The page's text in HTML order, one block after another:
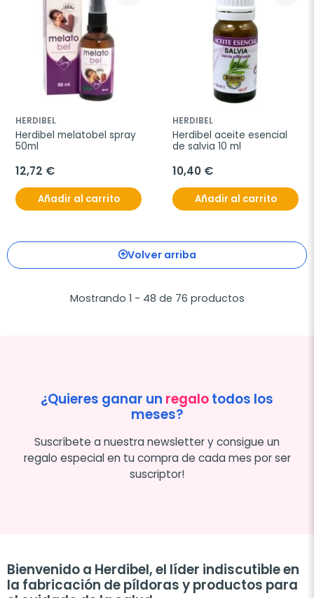
HERDIBEL
Herdibel melatobel spray
50ml
12,72 €
Añadir al carrito
HERDIBEL
Herdibel aceite esencial
de salvia 10 ml
10,40 €
Añadir al carrito
Volver arriba
Mostrando 1 - 48 de 76 productos
¿Quieres ganar un regalotodos los
meses?
Suscríbete a nuestra newsletter y consigue un
regalo especial en tu compra de cada mes por ser
suscriptor!
Bienvenido a Herdibel, el líder indiscutible en
la fabricación de píldoras y productos para